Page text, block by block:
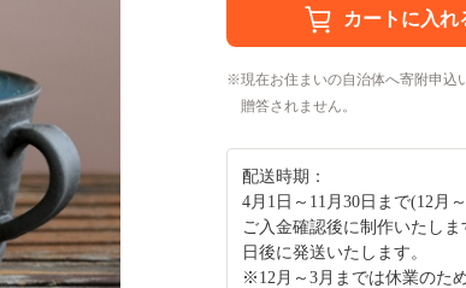
現在お住まいの自治体へ寄附申込
贈答されません。
配送時期：
4月1日～11月30日まで(12月
ご入金確認後に制作いたしま
日後に発送いたします。
※12月～3月までは休業のた